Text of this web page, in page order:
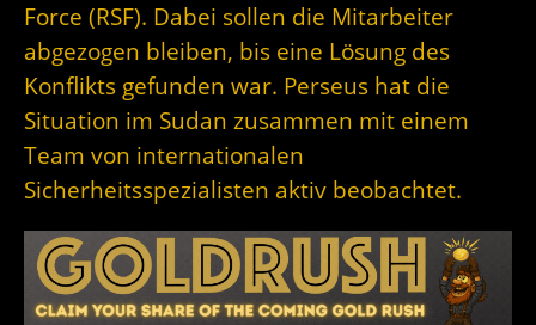
Force (RSF). Dabei sollen die Mitarbeiter
abgezogen bleiben, bis eine Lösung des
Konflikts gefunden war. Perseus hat die
Situation im Sudan zusammen mit einem
Team von internationalen
Sicherheitsspezialisten aktiv beobachtet.